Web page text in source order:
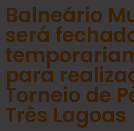
Balneário
será
para
Torneio de
Três Lagoas